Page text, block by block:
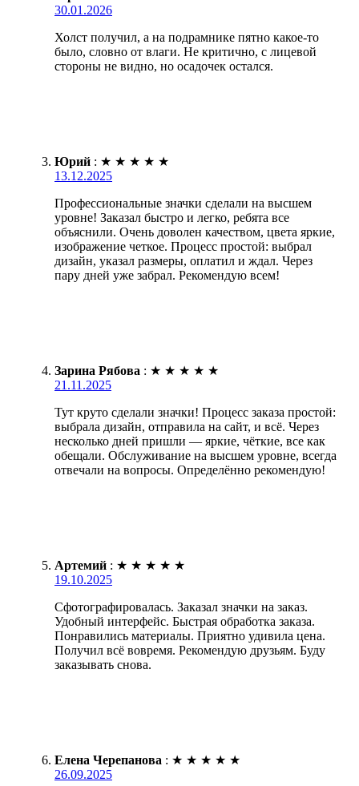
30.01.2026
Холст получил, а на подрамнике пятно какое-то
было, словно от влаги. Не критично, с лицевой
стороны не видно, но осадочек остался.
Юрий : ★ ★ ★ ★ ★
13.12.2025
Профессиональные значки сделали на высшем
уровне! Заказал быстро и легко, ребята все
объяснили. Очень доволен качеством, цвета яркие,
изображение четкое. Процесс простой: выбрал
дизайн, указал размеры, оплатил и ждал. Через
пару дней уже забрал. Рекомендую всем!
Зарина Рябова : ★ ★ ★ ★ ★
21.11.2025
Тут круто сделали значки! Процесс заказа простой:
выбрала дизайн, отправила на сайт, и всё. Через
несколько дней пришли — яркие, чёткие, все как
обещали. Обслуживание на высшем уровне, всегда
отвечали на вопросы. Определённо рекомендую!
Артемий : ★ ★ ★ ★ ★
19.10.2025
Сфотографировалась. Заказал значки на заказ.
Удобный интерфейс. Быстрая обработка заказа.
Понравились материалы. Приятно удивила цена.
Получил всё вовремя. Рекомендую друзьям. Буду
заказывать снова.
Елена Черепанова : ★ ★ ★ ★ ★
26.09.2025